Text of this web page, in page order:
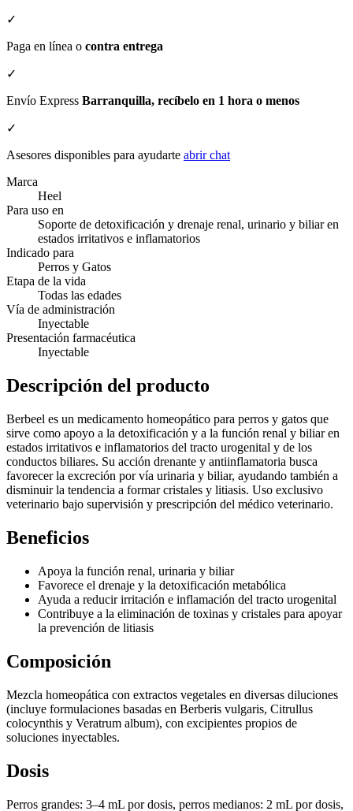
✓
Paga en línea o contra entrega
✓
Envío Express Barranquilla, recíbelo en 1 hora o menos
✓
Asesores disponibles para ayudarte abrir chat
Marca
Heel
Para uso en
Soporte de detoxificación y drenaje renal, urinario y biliar en
estados irritativos e inflamatorios
Indicado para
Perros y Gatos
Etapa de la vida
Todas las edades
Vía de administración
Inyectable
Presentación farmacéutica
Inyectable
Descripción del producto
Berbeel es un medicamento homeopático para perros y gatos que
sirve como apoyo a la detoxificación y a la función renal y biliar en
estados irritativos e inflamatorios del tracto urogenital y de los
conductos biliares. Su acción drenante y antiinflamatoria busca
favorecer la excreción por vía urinaria y biliar, ayudando también a
disminuir la tendencia a formar cristales y litiasis. Uso exclusivo
veterinario bajo supervisión y prescripción del médico veterinario.
Beneficios
Apoya la función renal, urinaria y biliar
Favorece el drenaje y la detoxificación metabólica
Ayuda a reducir irritación e inflamación del tracto urogenital
Contribuye a la eliminación de toxinas y cristales para apoyar
la prevención de litiasis
Composición
Mezcla homeopática con extractos vegetales en diversas diluciones
(incluye formulaciones basadas en Berberis vulgaris, Citrullus
colocynthis y Veratrum album), con excipientes propios de
soluciones inyectables.
Dosis
Perros grandes: 3–4 mL por dosis, perros medianos: 2 mL por dosis,